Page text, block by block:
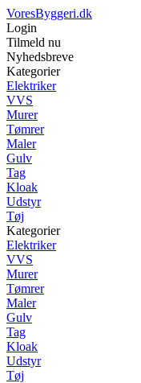
VoresByggeri.dk
Login
Tilmeld nu
Nyhedsbreve
Kategorier
Elektriker
VVS
Murer
Tømrer
Maler
Gulv
Tag
Kloak
Udstyr
Tøj
Kategorier
Elektriker
VVS
Murer
Tømrer
Maler
Gulv
Tag
Kloak
Udstyr
Tøj